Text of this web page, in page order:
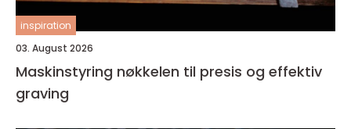
inspiration
03. August 2026
Maskinstyring nøkkelen til presis og effektiv
graving